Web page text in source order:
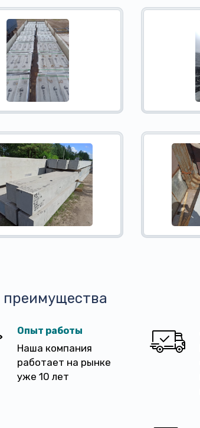
Опыт работы
Наша компания
работает на рынке
уже 10 лет